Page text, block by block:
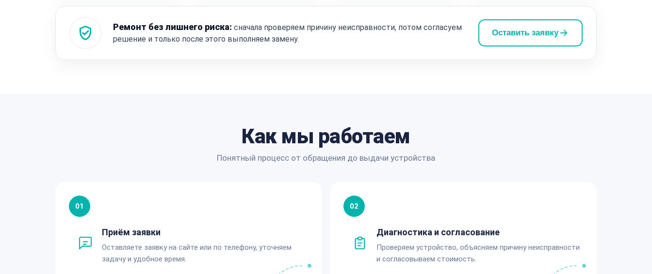
Ремонт без лишнего риска: сначала проверяем причину неисправности, потом согласуем
решение и только после этого выполняем замену.
Оставить заявку
Как мы работаем
Понятный процесс от обращения до выдачи устройства
01
Приём заявки
Оставляете заявку на сайте или по телефону, уточняем
задачу и удобное время.
02
Диагностика и согласование
Проверяем устройство, объясняем причину неисправности
и согласовываем стоимость.